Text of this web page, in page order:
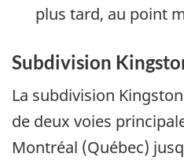
plus tard, au point
Subdivision
La subdivision
de deux voies
Montréal (Québec)